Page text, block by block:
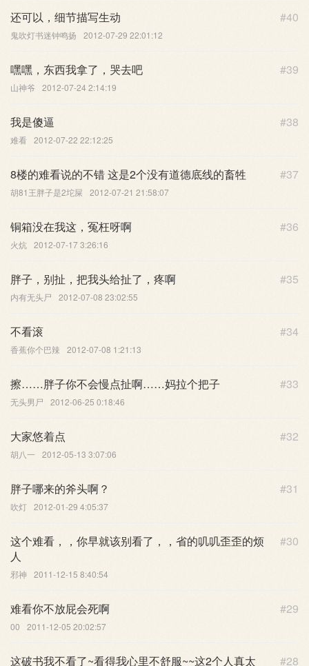
#40
还可以，细节描写生动
鬼吹灯书迷钟鸣扬 2012-07-29 22:01:12
#39
嘿嘿，东西我拿了，哭去吧
山神爷 2012-07-24 2:14:19
#38
我是傻逼
难看 2012-07-22 22:12:25
#37
8楼的难看说的不错 这是2个没有道德底线的畜牲
胡81王胖子是2坨屎 2012-07-21 21:58:07
#36
铜箱没在我这，冤枉呀啊
火炕 2012-07-17 3:26:16
#35
胖子，别扯，把我头给扯了，疼啊
内有无头尸 2012-07-08 23:02:55
#34
不看滚
香蕉你个巴辣 2012-07-08 1:21:13
#33
擦……胖子你不会慢点扯啊……妈拉个把子
无头男尸 2012-06-25 0:18:46
#32
大家悠着点
胡八一 2012-05-13 3:07:06
#31
胖子哪来的斧头啊？
吹灯 2012-01-29 4:05:37
#30
这个难看，，你早就该别看了，，省的叽叽歪歪的烦
人
邪神 2011-12-15 8:40:54
#29
难看你不放屁会死啊
00 2011-12-05 20:02:57
#28
这破书我不看了~看得我心里不舒服~~这2个人真太